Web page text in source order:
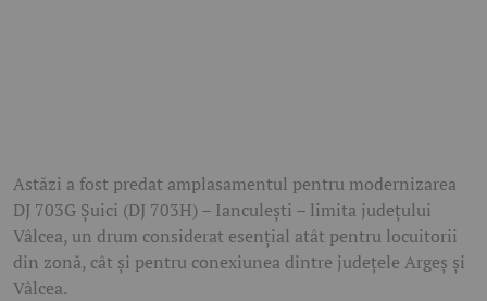
Astăzi a fost predat amplasamentul pentru modernizarea
DJ 703G Șuici (DJ 703H) – Ianculești – limita județului
Vâlcea, un drum considerat esențial atât pentru locuitorii
din zonă, cât și pentru conexiunea dintre județele Argeș și
Vâlcea.